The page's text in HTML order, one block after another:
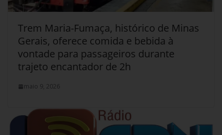
Trem Maria-Fumaça, histórico de Minas
Gerais, oferece comida e bebida à
vontade para passageiros durante
trajeto encantador de 2h
maio 9, 2026